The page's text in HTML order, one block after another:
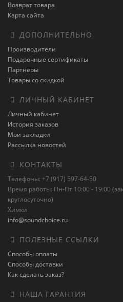
Возврат товара
Карта сайта
ДОПОЛНИТЕЛЬНО
Производители
Подарочные сертификаты
Партнёры
Товары со скидкой
ЛИЧНЫЙ КАБИНЕТ
Личный кабинет
История заказов
Мои закладки
Рассылка новостей
КОНТАКТЫ
Телефоны: +7 (917) 597-64-50
Время работы: Пн-Пт 10:00 - 19:00
круглосуточно)
Химки
info@soundchoice.ru
ПОЛЕЗНЫЕ ССЫЛКИ
Способы оплаты
Способы доставки
Как сделать заказ?
НАША ГАРАНТИЯ